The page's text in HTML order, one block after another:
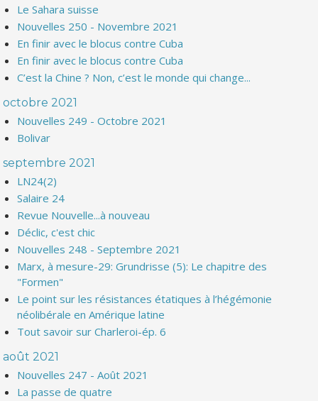
Le Sahara suisse
Nouvelles 250 - Novembre 2021
En finir avec le blocus contre Cuba
En finir avec le blocus contre Cuba
C’est la Chine ? Non, c’est le monde qui change...
octobre 2021
Nouvelles 249 - Octobre 2021
Bolivar
septembre 2021
LN24(2)
Salaire 24
Revue Nouvelle...à nouveau
Déclic, c'est chic
Nouvelles 248 - Septembre 2021
Marx, à mesure-29: Grundrisse (5): Le chapitre des
"Formen"
Le point sur les résistances étatiques à l’hégémonie
néolibérale en Amérique latine
Tout savoir sur Charleroi-ép. 6
août 2021
Nouvelles 247 - Août 2021
La passe de quatre